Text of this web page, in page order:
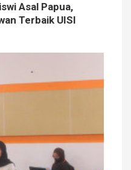
Asal Papua,
Terbaik UISI